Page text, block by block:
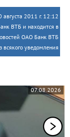
августа 2011 г. 12:12
ВТБ и находится в
ОАО Банк ВТБ
всякого уведомления
07.08.2026